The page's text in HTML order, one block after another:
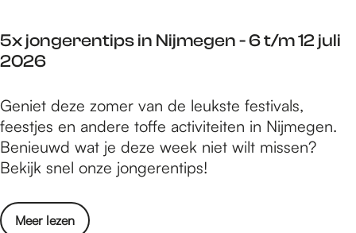
6
n
-
6
/
m
1
2
u
i
n
i
j
m
e
e
n
5x jongerentips in Nijmegen - 6 t/m 12 juli
2026
5
x
j
o
g
e
Geniet deze zomer van de leukste festivals,
feestjes en andere toffe activiteiten in Nijmegen.
Benieuwd wat je deze week niet wilt missen?
Bekijk snel onze jongerentips!
Meer lezen
o